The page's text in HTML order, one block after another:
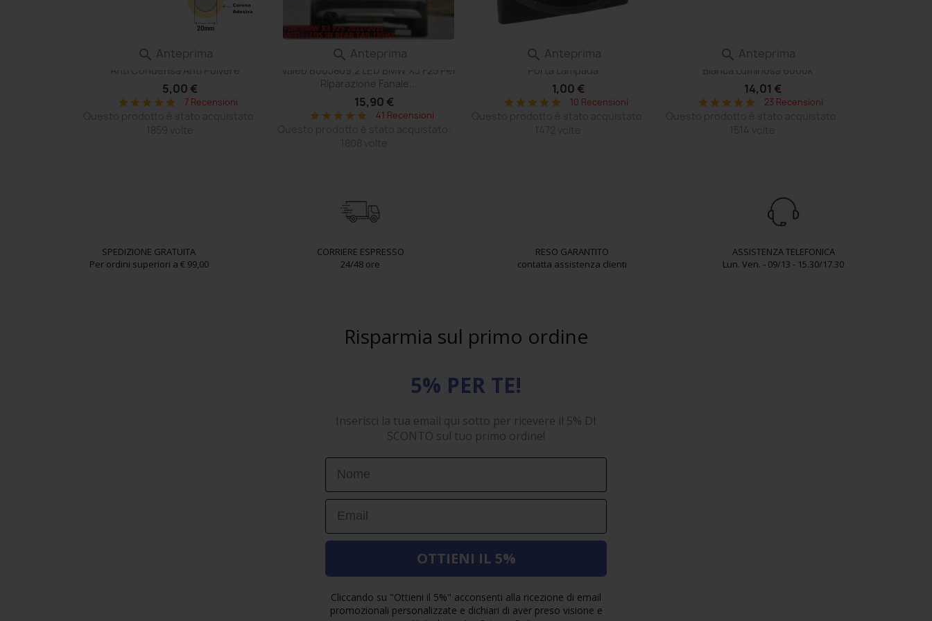
 Anteprima
Film Aerazione Faro Valvola Membrana
Anti Condensa Anti Polvere
5,00 €
star star star star star 7 Recensioni
 Anteprima
Centralina Scheda Compatibile Con
Valeo B003809.2 LED BMW X3 F25 Per
Riparazione Fanale...
15,90 €
star star star star star 41 Recensioni
 Anteprima
Adattatore T10 Led Plafoniera Volvo
Porta Lampada
1,00 €
star star star star star 10 Recensioni
 Anteprima
Lampadina Led P26s Moto Scooter
Bianca Luminosa 6000k
14,01 €
star star star star star 23 Recensioni
SPEDIZIONE GRATUITA
Per ordini superiori a € 99,00
CORRIERE ESPRESSO
24/48 ore
RESO GARANTITO
contatta assistenza clienti
ASSISTENZA TELEFONICA
Lun. Ven. - 09/13 - 15.30/17.30
Risparmia sul primo ordine
5% PER TE!
Inserisci la tua email qui sotto per ricevere il 5% DI
SCONTO sul tuo primo ordine!
First Name
Email
OTTIENI IL 5%
Cliccando su "Ottieni il 5%" acconsenti alla ricezione di email
promozionali personalizzate e dichiari di aver preso visione e